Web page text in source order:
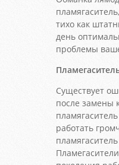
тихо как
день
проблемы
Существует
после замены
работать